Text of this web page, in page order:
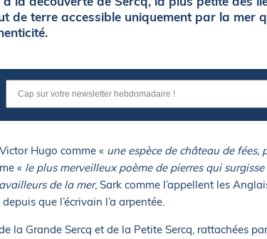
de terre accessible uniquement par la mer
Hugo comme « une espèce de château de fées,
« le plus merveilleux poème de pierres qui
de la mer, Sark comme l’appellent les
que l’écrivain l’a arpentée.
la Grande Sercq et de la Petite Sercq, rattachées